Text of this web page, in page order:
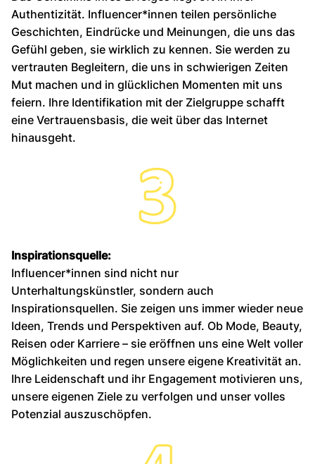
Authentizität. Influencer*innen teilen persönliche
Geschichten, Eindrücke und Meinungen, die uns das
Gefühl geben, sie wirklich zu kennen. Sie werden zu
vertrauten Begleitern, die uns in schwierigen Zeiten
Mut machen und in glücklichen Momenten mit uns
feiern. Ihre Identifikation mit der Zielgruppe schafft
eine Vertrauensbasis, die weit über das Internet
hinausgeht.
Inspirationsquelle:
Influencer*innen sind nicht nur
Unterhaltungskünstler, sondern auch
Inspirationsquellen. Sie zeigen uns immer wieder neue
Ideen, Trends und Perspektiven auf. Ob Mode, Beauty,
Reisen oder Karriere – sie eröffnen uns eine Welt voller
Möglichkeiten und regen unsere eigene Kreativität an.
Ihre Leidenschaft und ihr Engagement motivieren uns,
unsere eigenen Ziele zu verfolgen und unser volles
Potenzial auszuschöpfen.